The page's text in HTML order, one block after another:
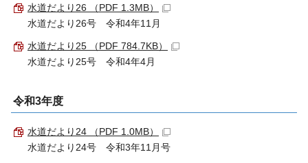
水道だより26 （PDF 1.3MB）
水道だより26号 令和4年11月
水道だより25 （PDF 784.7KB）
水道だより25号 令和4年4月
令和3年度
水道だより24 （PDF 1.0MB）
水道だより24号 令和3年11月号